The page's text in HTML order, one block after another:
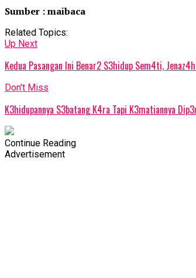
Sumber : maibaca
Related Topics:
Up Next
Kedua Pasangan Ini Benar2 S3hidup Sem4ti,
Don't Miss
K3hidupannya S3batang K4ra Tapi K3matiannya
Continue Reading
Advertisement